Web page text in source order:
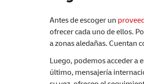
Antes de escoger un
ofrecer cada uno de ellos.
a zonas aledañas. Cuentan
Luego, podemos acceder a
último, mensajería